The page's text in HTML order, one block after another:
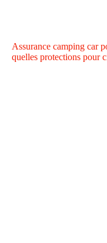
Assurance camping car
quelles protections pour